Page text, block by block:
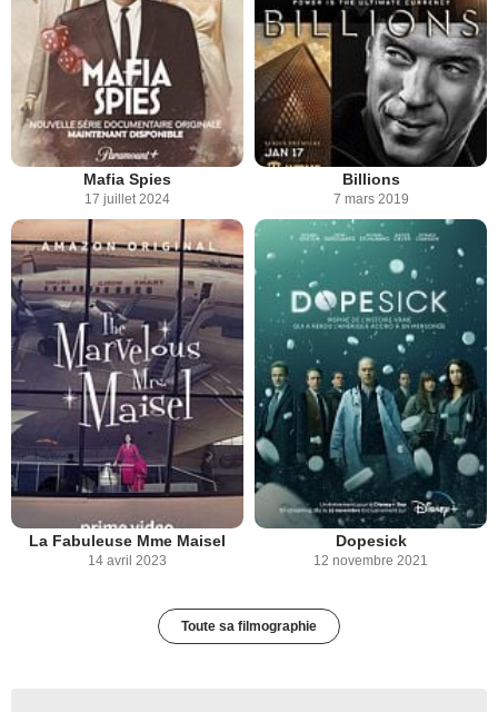
Mafia Spies
17 juillet 2024
Billions
7 mars 2019
La Fabuleuse Mme Maisel
14 avril 2023
Dopesick
12 novembre 2021
Toute sa filmographie